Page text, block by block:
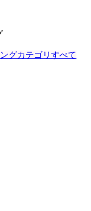
グカテゴリすべて